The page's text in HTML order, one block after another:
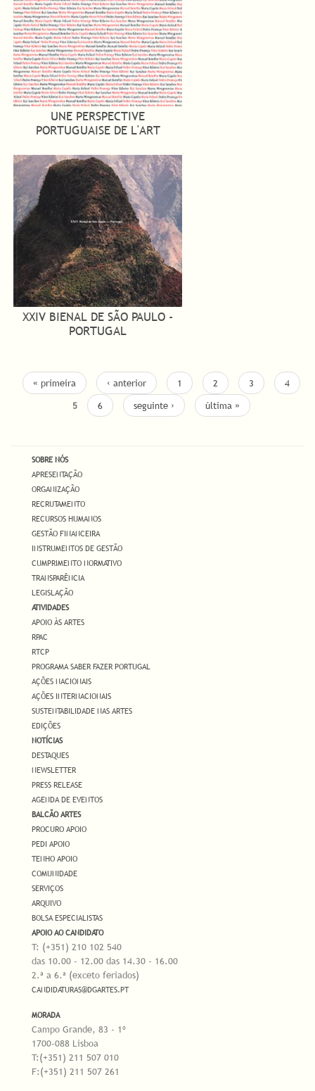
UNE PERSPECTIVE
PORTUGUAISE DE L'ART
XXIV BIENAL DE SÃO PAULO -
PORTUGAL
« primeira ‹ anterior 1 2 3
4
5
6 seguinte › última »
SOBRE NÓS
APRESENTAÇÃO
ORGANIZAÇÃO
RECRUTAMENTO
RECURSOS HUMANOS
GESTÃO FINANCEIRA
INSTRUMENTOS DE GESTÃO
CUMPRIMENTO NORMATIVO
TRANSPARÊNCIA
LEGISLAÇÃO
ATIVIDADES
APOIO ÀS ARTES
RPAC
RTCP
PROGRAMA SABER FAZER PORTUGAL
AÇÕES NACIONAIS
AÇÕES INTERNACIONAIS
SUSTENTABILIDADE NAS ARTES
EDIÇÕES
NOTÍCIAS
DESTAQUES
NEWSLETTER
PRESS RELEASE
AGENDA DE EVENTOS
BALCÃO ARTES
PROCURO APOIO
PEDI APOIO
TENHO APOIO
COMUNIDADE
SERVIÇOS
ARQUIVO
BOLSA ESPECIALISTAS
APOIO AO CANDIDATO
T: (+351) 210 102 540
das 10.00 - 12.00 das 14.30 - 16.00
2.ª a 6.ª (exceto feriados)
CANDIDATURAS@DGARTES.PT
MORADA
Campo Grande, 83 - 1º
1700-088 Lisboa
T:(+351) 211 507 010
F:(+351) 211 507 261